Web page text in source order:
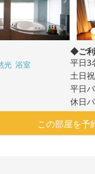
光 浴室
◆ご
平日3
土日
平日
休日
この部屋を予